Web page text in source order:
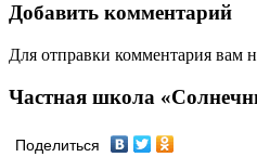
Добавить комментарий
Для отправки комментария вам
Частная школа
Поделиться